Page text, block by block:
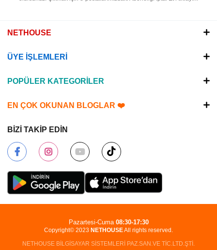
NETHOUSE
ÜYE İŞLEMLERİ
POPÜLER KATEGORİLER
EN ÇOK OKUNAN BLOGLAR ❤️
BİZİ TAKİP EDİN
Copyright© 2023 NETHOUSEAll rights reserved.
NETHOUSE BİLGİSAYAR SİSTEMLERİ PAZ.SAN.VE TİC.LTD.ŞTİ.
Pazartesi-Cuma 08:30-17:30